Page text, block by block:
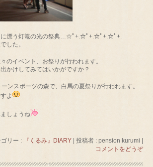
に漂う灯篭の光の祭典…☆ﾟ+.☆ﾟ+.☆ﾟ+.☆ﾟ+.
した。
のイベント、お祭りが行われます。
かけしてみてはいかがですか？
ンスポーツの森で、白馬の夏祭りが行われます。
よ
しょうね
ゴリー : 『くるみ』DIARY 投稿者 : pension kurumi
コメントをどうぞ